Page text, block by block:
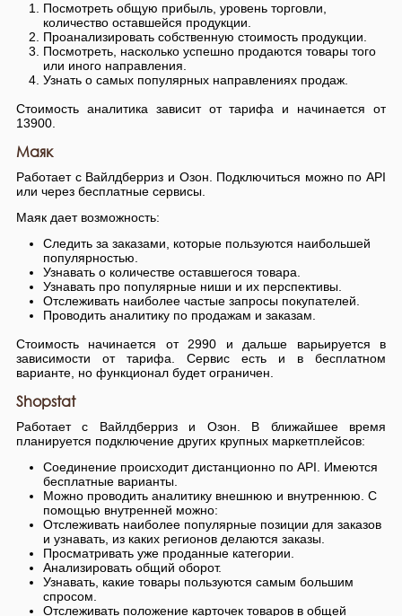
Посмотреть общую прибыль, уровень торговли,
количество оставшейся продукции.
Проанализировать собственную стоимость продукции.
Посмотреть, насколько успешно продаются товары того
или иного направления.
Узнать о самых популярных направлениях продаж.
Стоимость аналитика зависит от тарифа и начинается от
13900.
Маяк
Работает с Вайлдберриз и Озон. Подключиться можно по API
или через бесплатные сервисы.
Маяк дает возможность:
Следить за заказами, которые пользуются наибольшей
популярностью.
Узнавать о количестве оставшегося товара.
Узнавать про популярные ниши и их перспективы.
Отслеживать наиболее частые запросы покупателей.
Проводить аналитику по продажам и заказам.
Стоимость начинается от 2990 и дальше варьируется в
зависимости от тарифа. Сервис есть и в бесплатном
варианте, но функционал будет ограничен.
Shopstat
Работает с Вайлдберриз и Озон. В ближайшее время
планируется подключение других крупных маркетплейсов:
Соединение происходит дистанционно по API. Имеются
бесплатные варианты.
Можно проводить аналитику внешнюю и внутреннюю. С
помощью внутренней можно:
Отслеживать наиболее популярные позиции для заказов
и узнавать, из каких регионов делаются заказы.
Просматривать уже проданные категории.
Анализировать общий оборот.
Узнавать, какие товары пользуются самым большим
спросом.
Отслеживать положение карточек товаров в общей